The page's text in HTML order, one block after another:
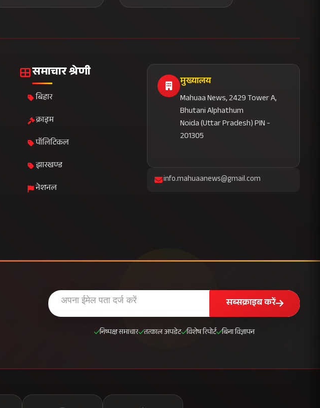
समाचार श्रेणी
बिहार
क्राइम
पॉलिटिकल
झारखण्ड
नेशनल
मुख्यालय
Mahuaa News, 2429 Tower A,
Bhutani Alphathum
Noida (Uttar Pradesh) PIN -
201305
info.mahuaanews@gmail.com
सब्सक्राइब करें
निष्पक्ष समाचार तत्काल अपडेट विशेष रिपोर्ट बिना विज्ञापन